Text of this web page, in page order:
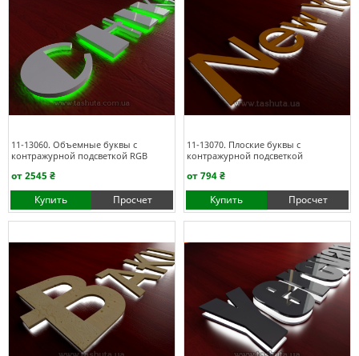
11-13060. Объемные буквы с
контражурной подсветкой RGB
от 2545 ₴
Купить
Просчет
11-13070. Плоские буквы с
контражурной подсветкой
от 794 ₴
Купить
Просчет